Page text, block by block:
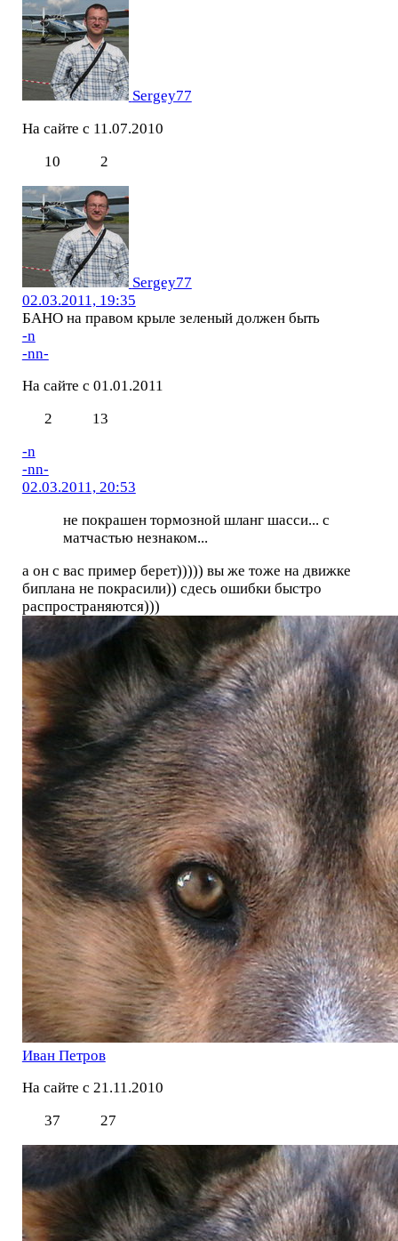
Sergey77
На сайте с 11.07.2010
10
2
Sergey77
02.03.2011, 19:35
БАНО на правом крыле зеленый должен быть
-n
-nn-
На сайте с 01.01.2011
2
13
-n
-nn-
02.03.2011, 20:53
не покрашен тормозной шланг шасси... с
матчастью незнаком...
а он с вас пример берет))))) вы же тоже на движке
биплана не покрасили)) сдесь ошибки быстро
распространяются)))
Иван Петров
На сайте с 21.11.2010
37
27